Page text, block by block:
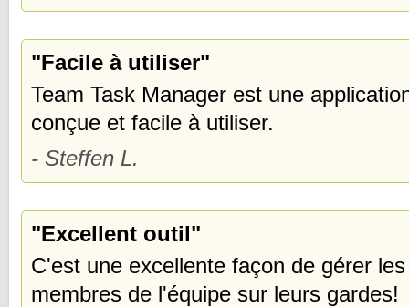
"Facile à utiliser"
Team Task Manager est une
conçue et facile à utiliser.
- Steffen L.
"Excellent outil"
C'est une excellente façon de gérer
membres de l'équipe sur leurs